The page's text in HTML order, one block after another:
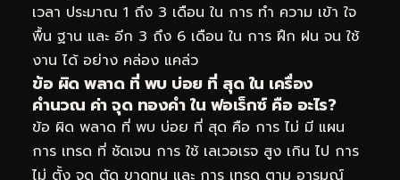
เวลา ประมาณ 1 ถึง 3 เดือน ใน การ ทำ ความ เข้า ใจ
พื้น ฐาน และ อีก 3 ถึง 6 เดือน ใน การ ฝึก ฝน จน ใช้
งาน ได้ อย่าง คล่อง แคล่ว
ข้อ ผิด พลาด ที่ พบ บ่อย ที่ สุด ใน เครื่อง
คำนวณ ค่า จุด ทองคำ ใน ฟอเร็กซ์ คือ อะไร?
ข้อ ผิด พลาด ที่ พบ บ่อย ที่ สุด คือ การ ไม่ มี แผน
การ เทรด ที่ ชัดเจน การ ใช้ เลเวอเรจ สูง เกิน ไป การ
ไม่ ตั้ง จุด ตัด ขาดทุน และ การ เทรด ตาม อารมณ์